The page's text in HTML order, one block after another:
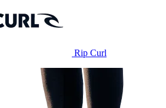
Rip Curl